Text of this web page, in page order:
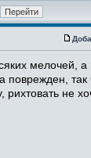
мелочей, а
поврежден, так
не